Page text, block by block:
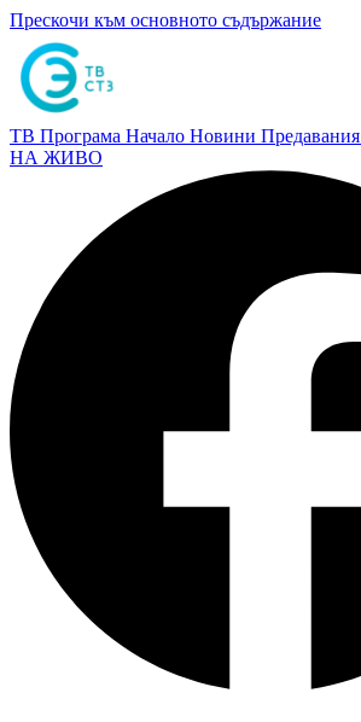
Прескочи към основното съдържание
ТВ Програма Начало Новини Предавания
НА ЖИВО